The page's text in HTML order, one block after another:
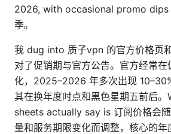
2026, with occasional promo dips
季。
我 dug into 质子vpn 的官方价格页
对了促销期与官方公告。官方经常在
化，2025–2026 年多次出现
其在换年度时点和黑色星期五前后
sheets actually say is 订阅价格会
量和服务期限变化而调整，核心的年